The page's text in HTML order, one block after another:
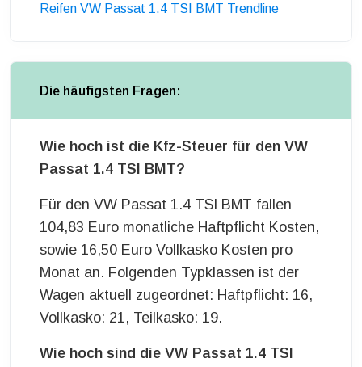
Reifen VW Passat 1.4 TSI BMT Trendline
Die häufigsten Fragen:
Wie hoch ist die Kfz-Steuer für den VW
Passat 1.4 TSI BMT?
Für den VW Passat 1.4 TSI BMT fallen
104,83 Euro monatliche Haftpflicht Kosten,
sowie 16,50 Euro Vollkasko Kosten pro
Monat an. Folgenden Typklassen ist der
Wagen aktuell zugeordnet: Haftpflicht: 16,
Vollkasko: 21, Teilkasko: 19.
Wie hoch sind die VW Passat 1.4 TSI